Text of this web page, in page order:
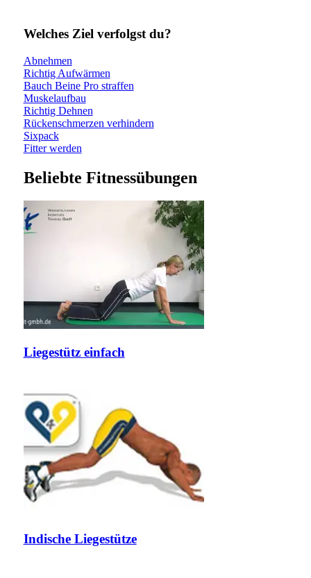
Welches Ziel verfolgst du?
Abnehmen
Richtig Aufwärmen
Bauch Beine Pro straffen
Muskelaufbau
Richtig Dehnen
Rückenschmerzen verhindern
Sixpack
Fitter werden
Beliebte Fitnessübungen
Liegestütz einfach
Indische Liegestütze